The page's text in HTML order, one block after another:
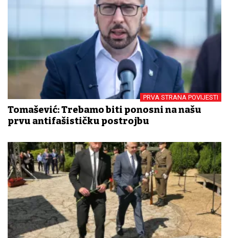
PRVA STRANA POVIJESTI
Tomašević: Trebamo biti ponosni na našu
prvu antifašističku postrojbu